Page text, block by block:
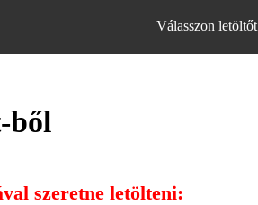
Válasszon letöltőt
ből
szeretne letölteni: